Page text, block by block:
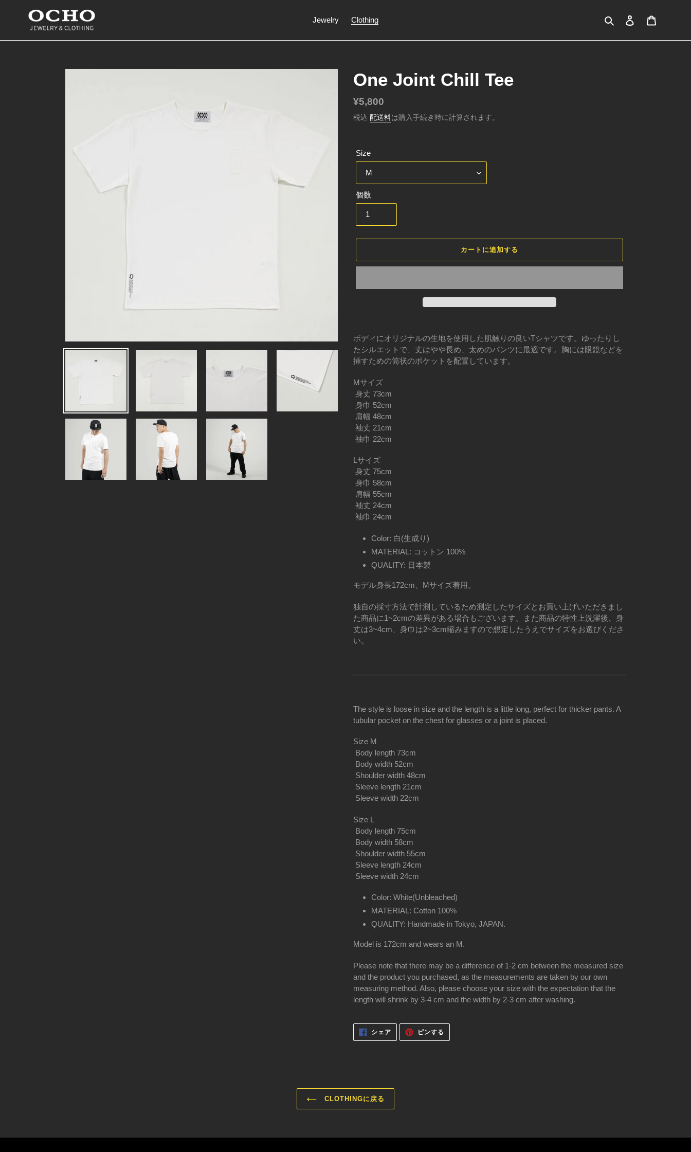
ン
Jewelry Clothing 検索 ログイン
One Joint Chill Tee
通
常
¥5,800
税込 配送料は購入手続き時に計算されます。
Size
個数
カートに追加する
ー
ト
に
商
品
を
追
加
す
る
ボディにオリジナルの生地を使用した肌触りの良いTシャツです。ゆったりし
たシルエットで、丈はやや長め、太めのパンツに最適です。胸には眼鏡などを
挿すための筒状のポケットを配置しています。
Mサイズ
身丈 73cm
身巾 52cm
肩幅 48cm
袖丈 21cm
袖巾 22cm
Lサイズ
身丈 75cm
身巾 58cm
肩幅 55cm
袖丈 24cm
袖巾 24cm
Color: 白(生成り)
MATERIAL: コットン 100%
QUALITY: 日本製
モデル身長172cm、Mサイズ着用。
独自の採寸方法で計測しているため測定したサイズとお買い上げいただきまし
た商品に1~2cmの差異がある場合もございます。また商品の特性上洗濯後、身
丈は3~4cm 、身巾は2~3cm縮みますので想定したうえでサイズをお選びくださ
い。
The style is loose in size and the length is a little long, perfect for thicker pants. A
tubular pocket on the chest for glasses or a joint is placed.
Size M
Body length 73cm
Body width 52cm
Shoulder width 48cm
Sleeve length 21cm
Sleeve width 22cm
Size L
Body length 75cm
Body width 58cm
Shoulder width 55cm
Sleeve length 24cm
Sleeve width 24cm
Color: White(Unbleached)
MATERIAL: Cotton 100%
QUALITY: Handmade in Tokyo, JAPAN.
Model is 172cm and wears an M.
Please note that there may be a difference of 1-2 cm between the measured size
and the product you purchased, as the measurements are taken by our own
measuring method. Also, please choose your size with the expectation that the
length will shrink by 3-4 cm and the width by 2-3 cm after washing.
シェアFACEBOOK
シ
ピンする
ピ
CLOTHINGに戻る